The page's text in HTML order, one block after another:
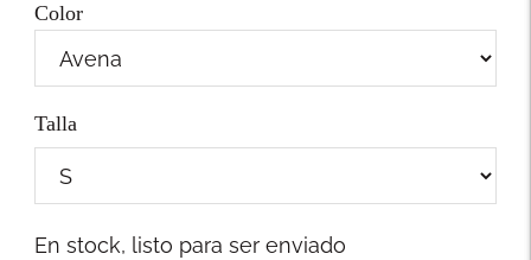
Color
Talla
Stock
En stock, listo para ser enviado